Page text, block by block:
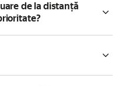
de la distanță